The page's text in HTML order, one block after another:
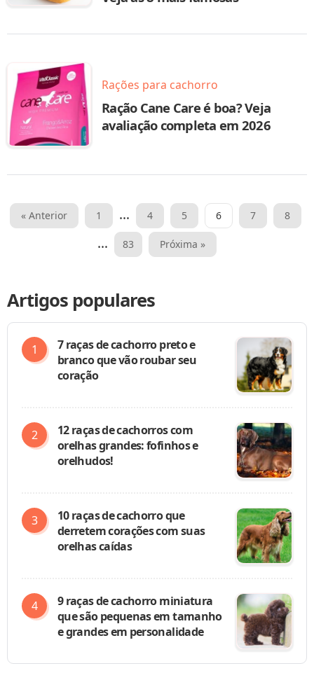
Rações para cachorro
Ração Cane Care é boa? Veja
avaliação completa em 2026
Paginação
« Anterior 1 … 4 5 6 7 8
… 83 Próxima »
Artigos populares
7 raças de cachorro preto e
branco que vão roubar seu
coração
12 raças de cachorros com
orelhas grandes: fofinhos e
orelhudos!
10 raças de cachorro que
derretem corações com suas
orelhas caídas
9 raças de cachorro miniatura
que são pequenas em tamanho
e grandes em personalidade